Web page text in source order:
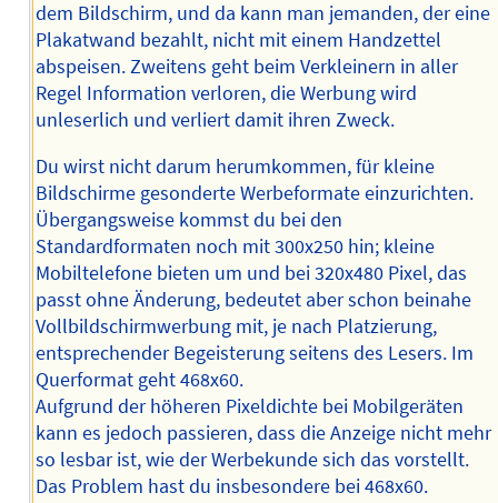
dem Bildschirm, und da kann man jemanden, der eine
Plakatwand bezahlt, nicht mit einem Handzettel
abspeisen. Zweitens geht beim Verkleinern in aller
Regel Information verloren, die Werbung wird
unleserlich und verliert damit ihren Zweck.
Du wirst nicht darum herumkommen, für kleine
Bildschirme gesonderte Werbeformate einzurichten.
Übergangsweise kommst du bei den
Standardformaten noch mit 300x250 hin; kleine
Mobiltelefone bieten um und bei 320x480 Pixel, das
passt ohne Änderung, bedeutet aber schon beinahe
Vollbildschirmwerbung mit, je nach Platzierung,
entsprechender Begeisterung seitens des Lesers. Im
Querformat geht 468x60.
Aufgrund der höheren Pixeldichte bei Mobilgeräten
kann es jedoch passieren, dass die Anzeige nicht mehr
so lesbar ist, wie der Werbekunde sich das vorstellt.
Das Problem hast du insbesondere bei 468x60.